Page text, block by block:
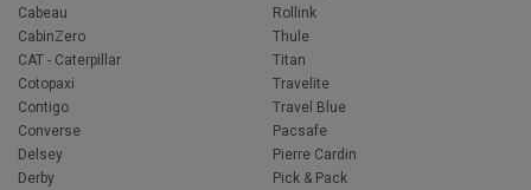
Cabeau
CabinZero
CAT - Caterpillar
Cotopaxi
Contigo
Converse
Delsey
Derby
Rollink
Thule
Titan
Travelite
Travel Blue
Pacsafe
Pierre Cardin
Pick & Pack